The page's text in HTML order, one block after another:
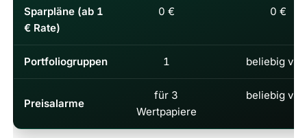
Sparpläne (ab 1
€ Rate)
0 € 0 €
Portfoliogruppen 1 beliebig
Preisalarme
für 3
Wertpapiere
beliebig